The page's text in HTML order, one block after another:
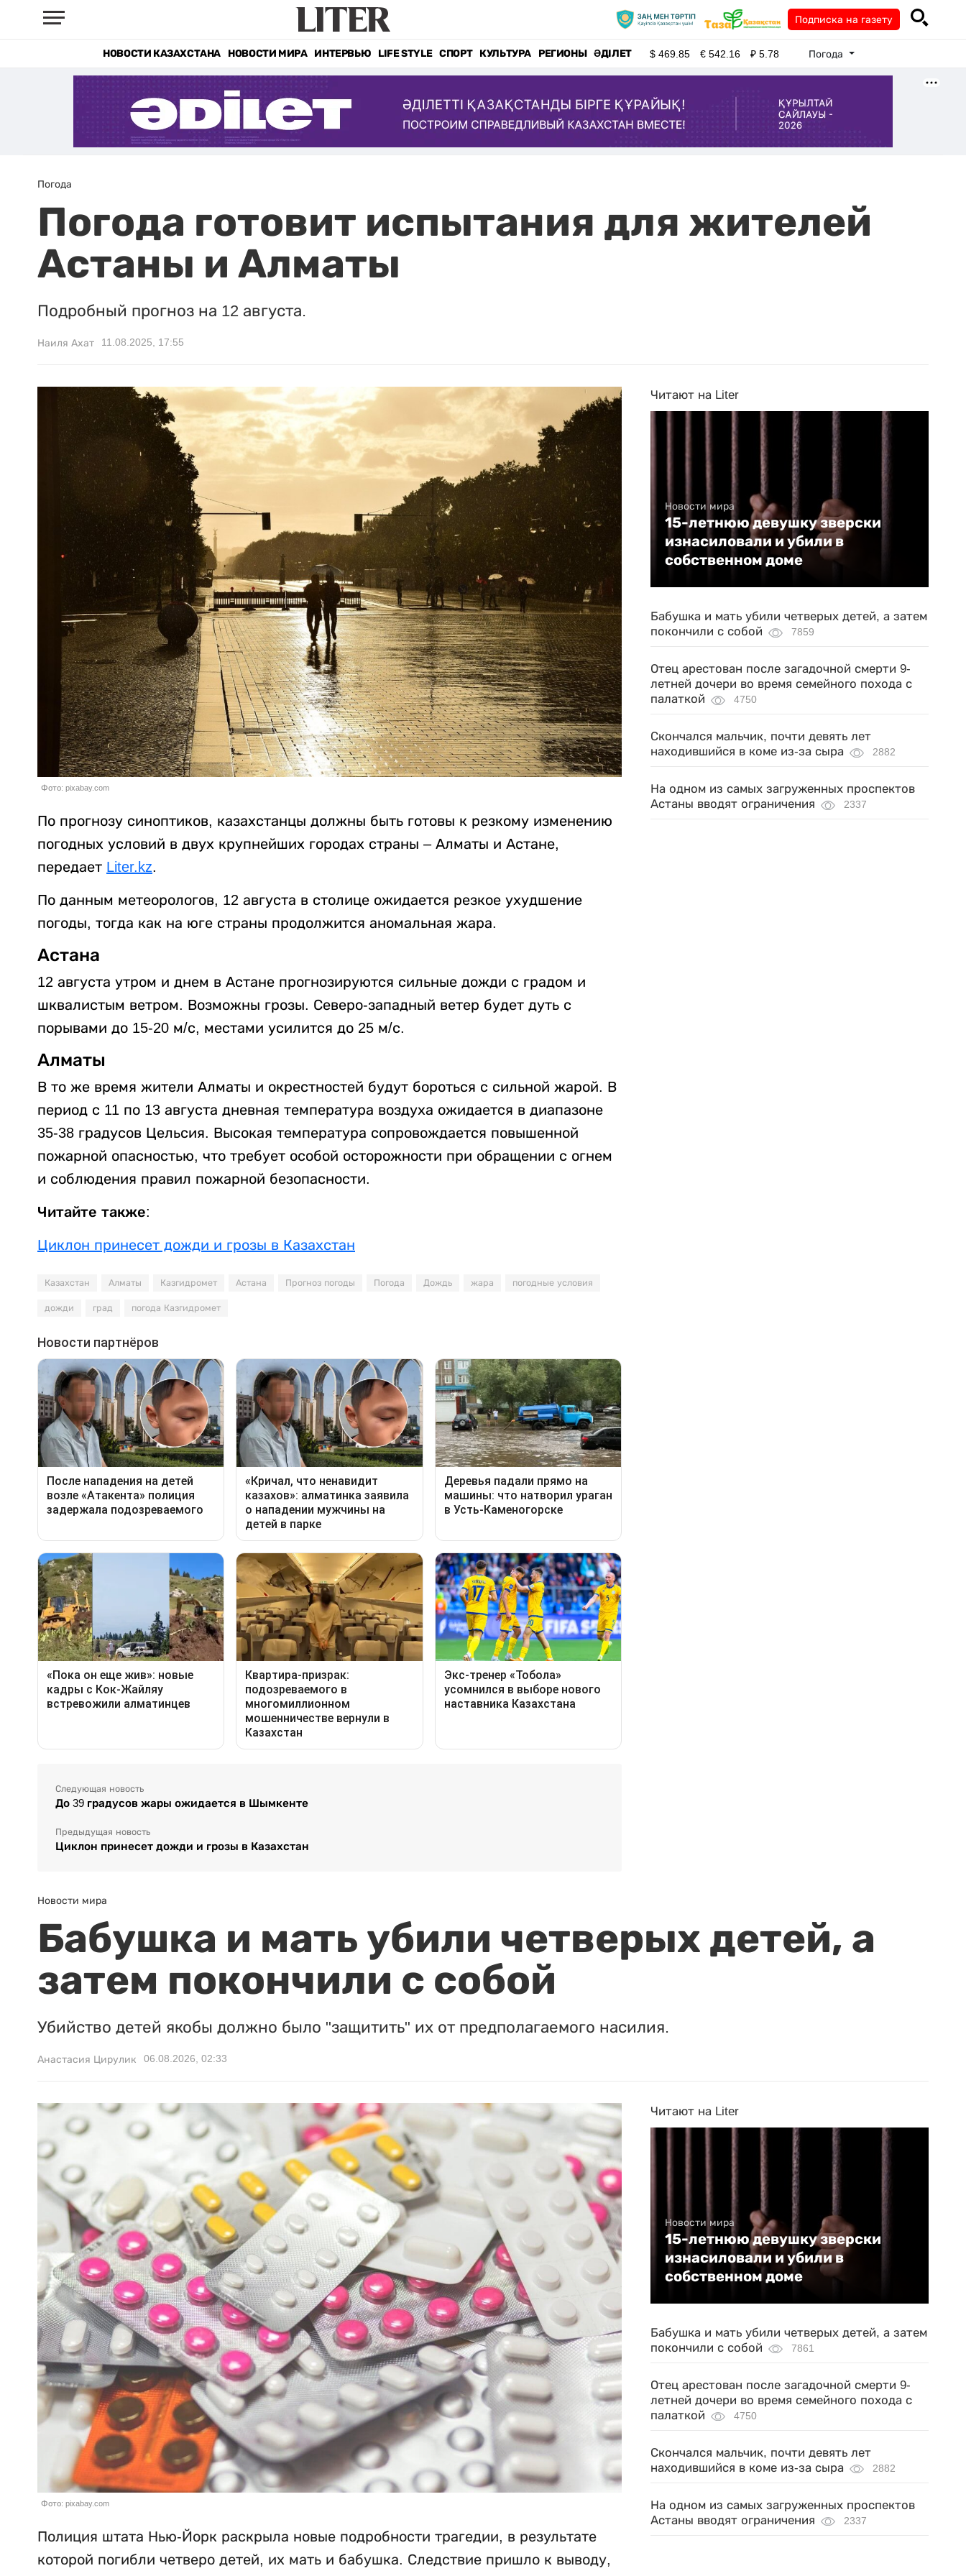
Подписка на газету
НОВОСТИ КАЗАХСТАНА НОВОСТИ МИРА ИНТЕРВЬЮ LIFE STYLE СПОРТ КУЛЬТУРА РЕГИОНЫ ӘДІЛЕТ $469.85 €542.16 ₽5.78 Погода
Погода
Погода готовит испытания для жителей
Астаны и Алматы
Подробный прогноз на 12 августа.
Наиля Ахат 11.08.2025, 17:55
Фото: pixabay.com
По прогнозу синоптиков, казахстанцы должны быть готовы к резкому изменению
погодных условий в двух крупнейших городах страны – Алматы и Астане,
передает Liter.kz.
По данным метеорологов, 12 августа в столице ожидается резкое ухудшение
погоды, тогда как на юге страны продолжится аномальная жара.
Астана
12 августа утром и днем в Астане прогнозируются сильные дожди с градом и
шквалистым ветром. Возможны грозы. Северо-западный ветер будет дуть с
порывами до 15-20 м/с, местами усилится до 25 м/с.
Алматы
В то же время жители Алматы и окрестностей будут бороться с сильной жарой. В
период с 11 по 13 августа дневная температура воздуха ожидается в диапазоне
35-38 градусов Цельсия. Высокая температура сопровождается повышенной
пожарной опасностью, что требует особой осторожности при обращении с огнем
и соблюдения правил пожарной безопасности.
Читайте также:
Циклон принесет дожди и грозы в Казахстан
Казахстан Алматы Казгидромет Астана Прогноз погоды Погода Дождь жара погодные условия
дожди град погода Казгидромет
Следующая новость
До 39 градусов жары ожидается в Шымкенте
Предыдущая новость
Циклон принесет дожди и грозы в Казахстан
Читают на Liter
Новости мира
15-летнюю девушку зверски
изнасиловали и убили в
собственном доме
Бабушка и мать убили четверых детей, а затем
покончили с собой
7859
Отец арестован после загадочной смерти 9-
летней дочери во время семейного похода с
палаткой
4750
Скончался мальчик, почти девять лет
находившийся в коме из-за сыра
2882
На одном из самых загруженных проспектов
Астаны вводят ограничения
2337
Новости мира
Бабушка и мать убили четверых детей, а
затем покончили с собой
Убийство детей якобы должно было "защитить" их от предполагаемого насилия.
Анастасия Цирулик 06.08.2026, 02:33
Фото: pixabay.com
Полиция штата Нью-Йорк раскрыла новые подробности трагедии, в результате
которой погибли четверо детей, их мать и бабушка. Следствие пришло к выводу,
Читают на Liter
Новости мира
15-летнюю девушку зверски
изнасиловали и убили в
собственном доме
Бабушка и мать убили четверых детей, а затем
покончили с собой
7861
Отец арестован после загадочной смерти 9-
летней дочери во время семейного похода с
палаткой
4750
Скончался мальчик, почти девять лет
находившийся в коме из-за сыра
2882
На одном из самых загруженных проспектов
Астаны вводят ограничения
2337